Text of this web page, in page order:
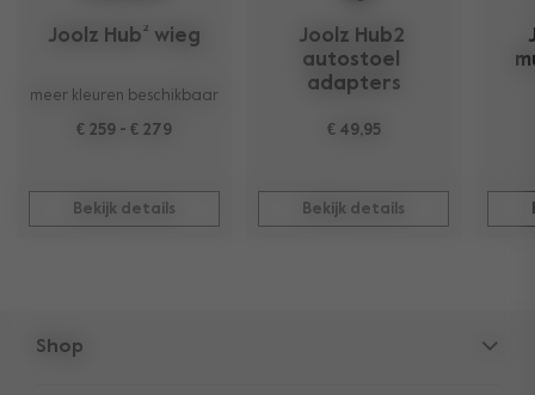
Joolz Hub² wieg
meer kleuren beschikbaar
€ 259 - € 279
Bekijk details
Joolz Hub2
autostoel
adapters
€ 49,95
Bekijk details
Shop